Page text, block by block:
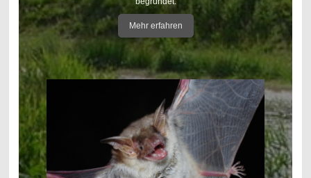
Mehr erfahren